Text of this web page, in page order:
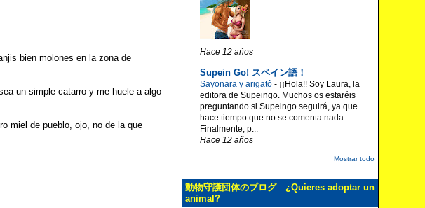
bien molones en la zona de
un simple catarro y me huele a algo
miel de pueblo, ojo, no de la que
Hace 12 años
Supein Go! スペイン語！
Sayonara y arigatô - ¡¡Hola!! Soy Laura, la
editora de Supeingo. Muchos os estaréis
preguntando si Supeingo seguirá, ya que
hace tiempo que no se comenta nada.
Finalmente, p...
Hace 12 años
Mostrar todo
動物守護団体のブログ ¿Quieres adoptar un
animal?